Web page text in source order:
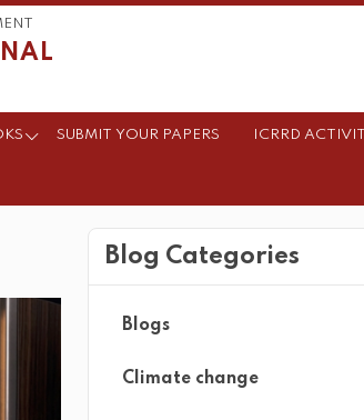
SUBMIT YOUR PAPERS ICRRD
Blog Categories
Blogs
Climate change